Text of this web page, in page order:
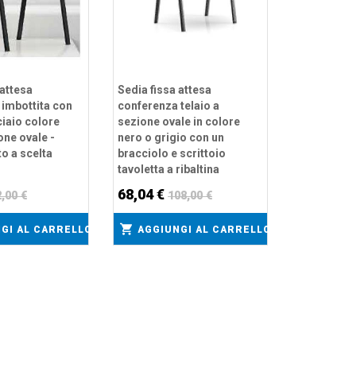
con
colore
ovale -
a scelta
€
AL CARRELLO
Sedia fissa attesa
conferenza telaio a
sezione ovale in colore
nero o grigio con un
bracciolo e scrittoio
tavoletta a ribaltina
68,04 € 108,00 €
AGGIUNGI AL CARRELLO